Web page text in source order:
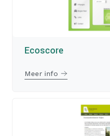
Ecoscore
Meer info